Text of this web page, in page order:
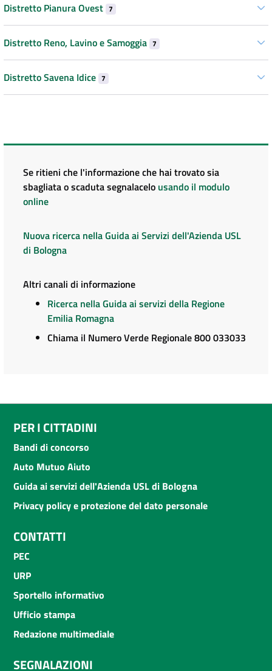
Distretto Pianura Ovest 7
Distretto Reno, Lavino e Samoggia 7
Distretto Savena Idice 7
Se ritieni che l'informazione che hai trovato sia
sbagliata o scaduta segnalacelo usando il modulo
online
Nuova ricerca nella Guida ai Servizi dell'Azienda USL
di Bologna
Altri canali di informazione
Ricerca nella Guida ai servizi della Regione
Emilia Romagna
Chiama il Numero Verde Regionale 800 033033
PER I CITTADINI
Bandi di concorso
Auto Mutuo Aiuto
Guida ai servizi dell'Azienda USL di Bologna
Privacy policy e protezione del dato personale
CONTATTI
PEC
URP
Sportello informativo
Ufficio stampa
Redazione multimediale
SEGNALAZIONI